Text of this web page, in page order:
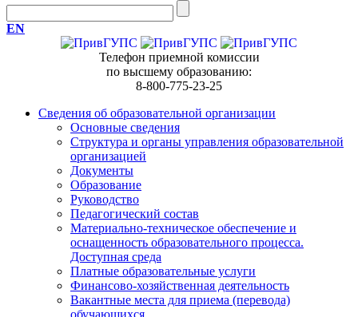
EN
Телефон приемной комиссии
по высшему образованию:
8-800-775-23-25
Сведения об образовательной организации
Основные сведения
Структура и органы управления образовательной
организацией
Документы
Образование
Руководство
Педагогический состав
Материально-техническое обеспечение и
оснащенность образовательного процесса.
Доступная среда
Платные образовательные услуги
Финансово-хозяйственная деятельность
Вакантные места для приема (перевода)
обучающихся